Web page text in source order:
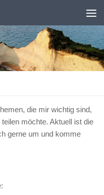
die mir wichtig sind,
möchte. Aktuell ist die
gerne um und komme